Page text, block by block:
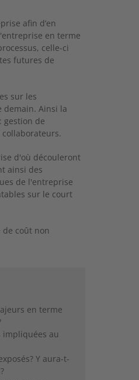
afin d’en
en terme
celle-ci
futures de
sur les
demain. Ainsi la
gestion de
d'où découleront
ainsi des
de l'entreprise
sur le court
coût non
en terme
impliquées au
Y aura-t-